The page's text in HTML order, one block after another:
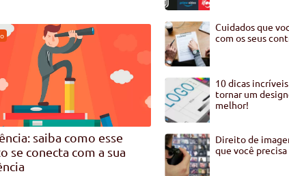
saiba como esse
se conecta com a sua
Cuidados que
com os seus
10 dicas incríveis
tornar um
melhor!
Direito de
que você precisa